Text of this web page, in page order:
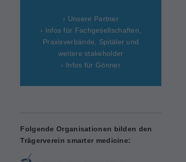
› Unsere Partner
› Infos für Fachgesellschaften,
Praxisverbände, Spitäler und
weitere stakeholder
› Infos für Gönner
Folgende Organisationen bilden den
Trägerverein smarter medicine: